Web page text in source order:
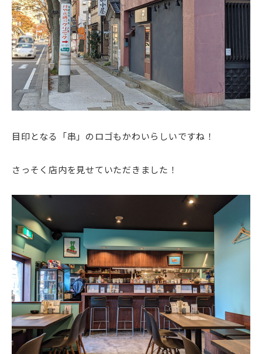
目印となる「串」のロゴもかわいらしいですね！
さっそく店内を見せていただきました！